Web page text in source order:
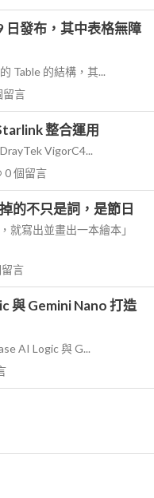
日發布，其中表格無障
Table 的結構，其...
留言
整合運用
VigorC4...
0個留言
的不只是詞，是節日
就寫出並畫出一本繪本」
言
與 Gemini Nano 打造
AI Logic 與 G...